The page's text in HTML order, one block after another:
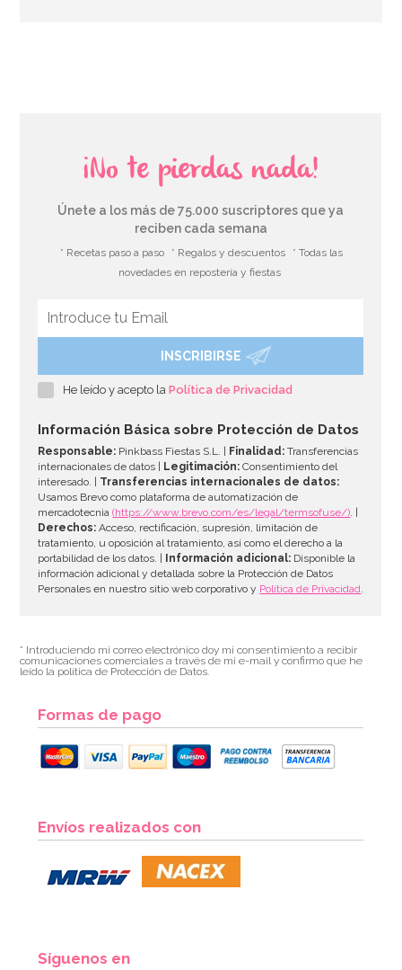
¡No te pierdas nada!
Únete a los más de 75.000 suscriptores que ya
reciben cada semana
* Recetas paso a paso * Regalos y descuentos
* Todas las
novedades en repostería y fiestas
INSCRIBIRSE
He leído y acepto laPolítica de Privacidad
Información Básica sobre Protección de Datos
Responsable: Pinkbass Fiestas S.L. | Finalidad: Transferencias
internacionales de datos |
Legitimación: Consentimiento del
interesado. | Transferencias internacionales de datos:
Usamos Brevo como plataforma de automatización de
mercadotecnia(https://www.brevo.com/es/legal/termsofuse/). |
Derechos: Acceso, rectificación, supresión, limitación de
tratamiento, u oposición al tratamiento, así como el derecho a la
portabilidad de los datos. |
Información adicional: Disponible la
información adicional y detallada sobre la Protección de Datos
Personales en nuestro sitio web corporativo y Política de Privacidad.
* Introduciendo mi correo electrónico doy mi consentimiento a recibir
comunicaciones comerciales a través de mi e-mail y confirmo que he
leído la política de Protección de Datos.
Formas de pago
Envíos realizados con
Síguenos en